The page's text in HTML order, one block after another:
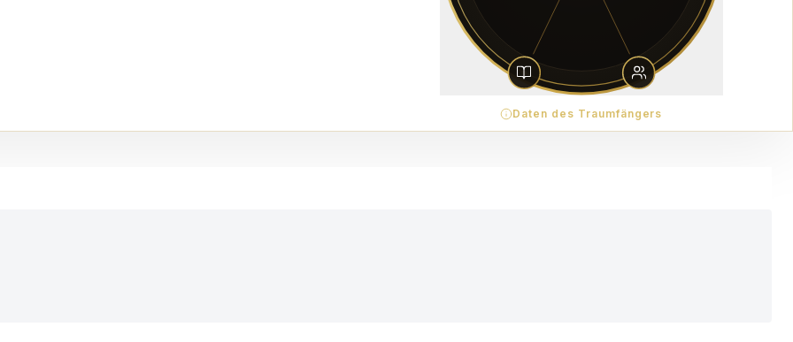
Daten des Traumfängers